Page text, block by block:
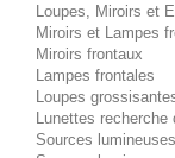
Loupes, Miroirs et
Miroirs et Lampes
Miroirs frontaux
Lampes frontales
Loupes
Lunettes
Sources